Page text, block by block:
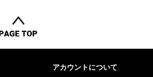
アカウントについて